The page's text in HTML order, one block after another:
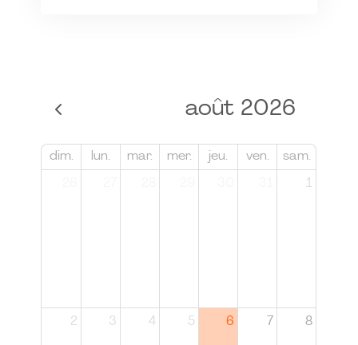
août 2026
dim. lun. mar. mer. jeu. ven. sam.
1
2 3 4 5 6 7 8